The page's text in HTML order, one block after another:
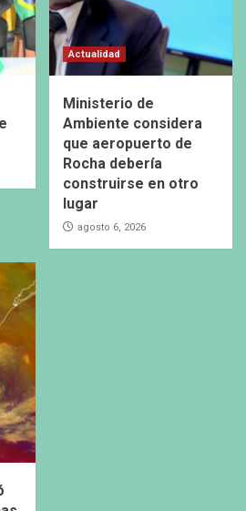
Actualidad
Ministerio de
Ambiente considera
que aeropuerto de
Rocha debería
construirse en otro
lugar
agosto 6, 2026